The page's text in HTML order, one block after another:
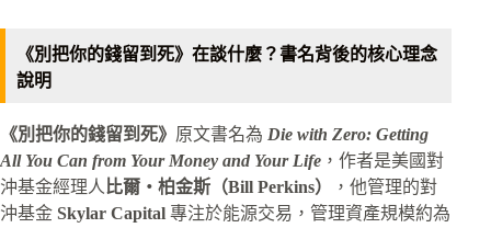
《別把你的錢留到死》在談什麼？書名背後的核心理念
說明
《別把你的錢留到死》 原文書名為 Die with Zero: Getting
All You Can from Your Money and Your Life ，作者是美國對
沖基金經理人 比爾・柏金斯（Bill Perkins）
，他管理的對
沖基金 Skylar Capital 專注於能源交易，管理資產規模約為